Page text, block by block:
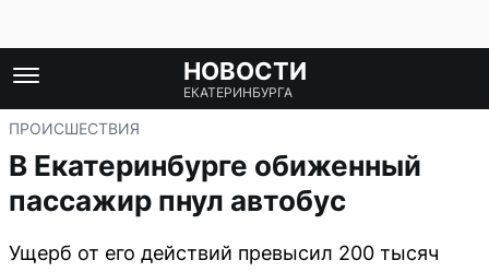
НОВОСТИ
ЕКАТЕРИНБУРГА
ПРОИСШЕСТВИЯ
В Екатеринбурге обиженный
пассажир пнул автобус
Ущерб от его действий превысил 200 тысяч